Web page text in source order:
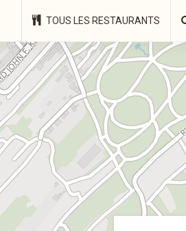
TOUS LES RESTAURANTS